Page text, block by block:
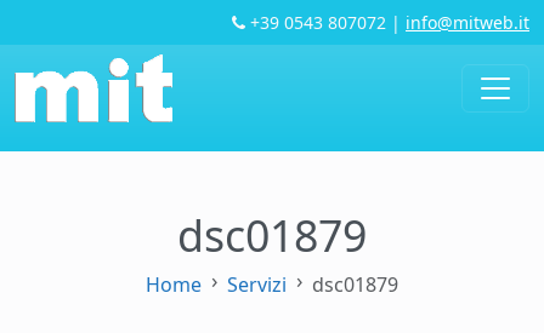
+39 0543 807072 | info@mitweb.it
dsc01879
Home Servizi dsc01879